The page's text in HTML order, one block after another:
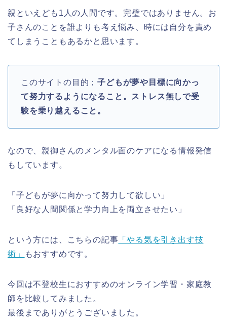
親といえども 1 人の人間です。完璧ではありません。お
子さんのことを誰よりも考え悩み、時には自分を責め
てしまうこともあるかと思います。
このサイトの目的；子どもが夢や目標に向かっ
て努力するようになること。ストレス無しで受
験を乗り越えること。
なので、親御さんのメンタル面のケアになる情報発信
もしています。
「子どもが夢に向かって努力して欲しい」
「良好な人間関係と学力向上を両立させたい」
という方には、こちらの記事 「やる気を引き出す技
術」
もおすすめです。
今回は不登校生におすすめのオンライン学習・家庭教
師を比較してみました。
最後までありがとうございました。